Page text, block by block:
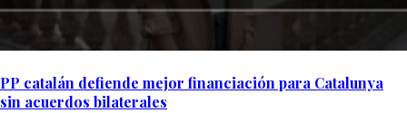
PP catalán defiende mejor financiación para Catalunya
sin acuerdos bilaterales